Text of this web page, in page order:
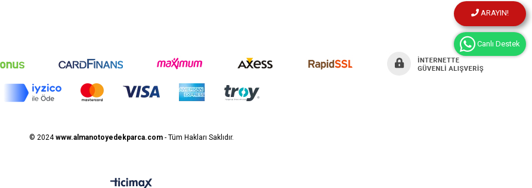
© 2024www.almanotoyedekparca.com- Tüm Hakları Saklıdır.
ARAYIN!
Canlı Destek